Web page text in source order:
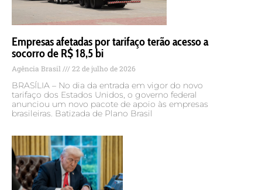
Empresas afetadas por tarifaço terão acesso a
socorro de R$ 18,5 bi
Agência Brasil 22 de julho de 2026
BRASÍLIA – No dia da entrada em vigor do novo
tarifaço dos Estados Unidos, o governo federal
anunciou um novo pacote de apoio às empresas
brasileiras. Batizada de Plano Brasil